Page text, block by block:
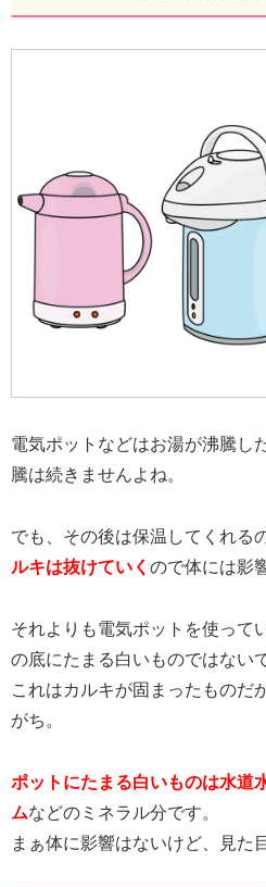
電気ポットなどはお湯が沸騰し
騰は続きませんよね。
でも、その後は保温してくれる
ルキは抜けていく ので体には影
それよりも電気ポットを使って
の底にたまる白いものではない
これはカルキが固まったものだ
がち。
ポットにたまる白いものは水道
ムなどのミネラル分です。
まぁ体に影響はないけど、見た